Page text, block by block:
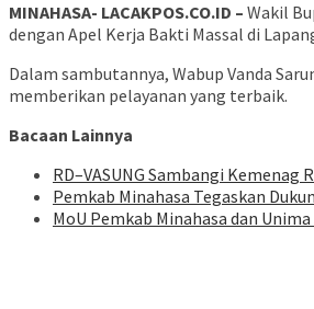
MINAHASA- LACAKPOS.CO.ID – Wakil
dengan Apel Kerja Bakti Massal di
Dalam sambutannya, Wabup Vanda
memberikan pelayanan yang terbaik.
Bacaan Lainnya
RD–VASUNG Sambangi
Pemkab Minahasa Tegaskan
MoU Pemkab Minahasa dan